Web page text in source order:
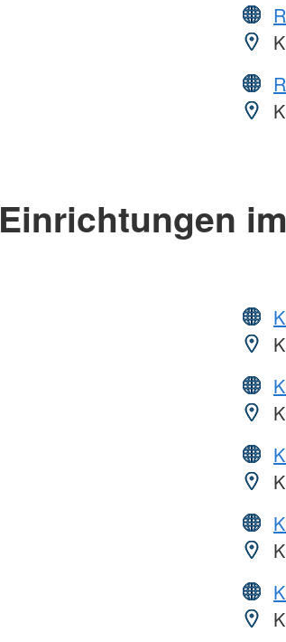
Einrichtungen